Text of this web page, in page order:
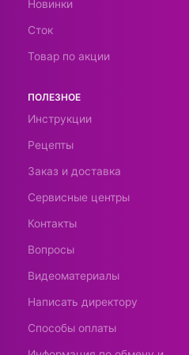
продукцию:
4 л. – 301 руб
Новинки
Сток
Товар по акции
ПОЛЕЗНОЕ
Инструкции
Рецепты
Заказ и доставка
Сервисные центры
Контакты
Вопросы
Видеоматериалы
Написать директору
Способы оплаты